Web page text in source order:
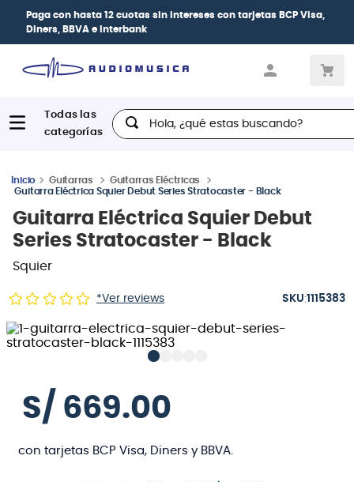
| Paga en cuotasdesde 0% de interéscon
las tarjetas de crédito
Hola, ¿qué estas buscando?
Guitarras
Guitarras Eléctricas
Guitarra Eléctrica Squier Debut Series Stratocaster - Black
Guitarra Eléctrica Squier Debut
Series Stratocaster - Black
Squier
*Ver reviews :1115383
S/ 669.00
con tarjetas BCP Visa, Diners y BBVA.